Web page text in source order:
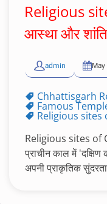
Religious
आस्था और
admin
Chhattisgarh
Famous
Religious sites
Religious sites of
प्राचीन काल में
अपनी प्राकृतिक